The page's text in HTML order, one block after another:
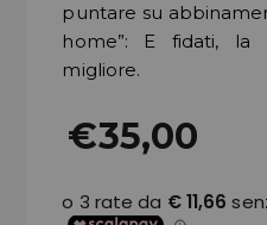
puntare su
home”: E fidati,
migliore.
€35,00